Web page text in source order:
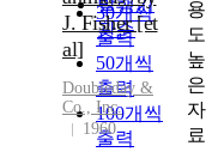
발행기
관순
30개씩
출력
50개씩
출력
100개씩
출력
J. Fisher [et
al]
Doubleday &
Co., Inc.
1960
용
도
높
은
자
료